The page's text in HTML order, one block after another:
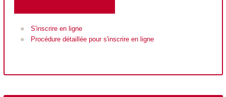
S'inscrire en ligne
Procédure détaillée pour s'inscrire en ligne